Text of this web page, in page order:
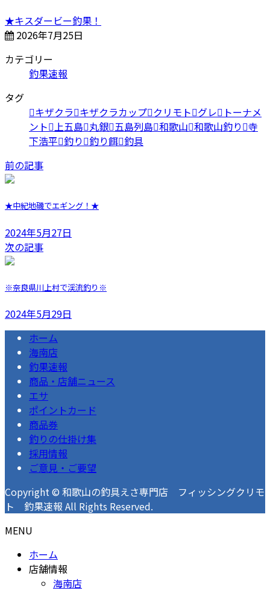
★キスダービー釣果！
2026年7月25日
カテゴリー
釣果速報
タグ
キザクラ キザクラカップ クリモト グレ
トーナメ
ント 上五島 丸銀 五島列島 和歌山 和歌山釣り 寺
下浩平 釣り 釣り餌 釣具
前の記事
★中紀地磯でエギング！★
2024年5月27日
次の記事
※奈良県川上村で渓流釣り※
2024年5月29日
ホーム
海南店
釣果速報
商品・店舗ニュース
エサ
ポイントカード
商品券
釣りの仕掛け集
採用情報
ご意見・ご要望
Copyright © 和歌山の釣具えさ専門店 フィッシングクリモ
ト 釣果速報 All Rights Reserved.
MENU
ホーム
店舗情報
海南店